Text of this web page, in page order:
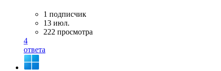
1 подписчик
13 июл.
222 просмотра
4
ответа